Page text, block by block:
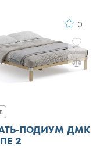
цены
0
ПОДИУМ ДМК
2